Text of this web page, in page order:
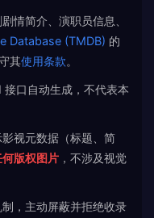
情简介、演职员信息、
Database (TMDB) 的
其使用条款。
接口自动生成，不代表本
影视元数据（标题、简
版权图片 ，不涉及视觉
，主动屏蔽并拒绝收录